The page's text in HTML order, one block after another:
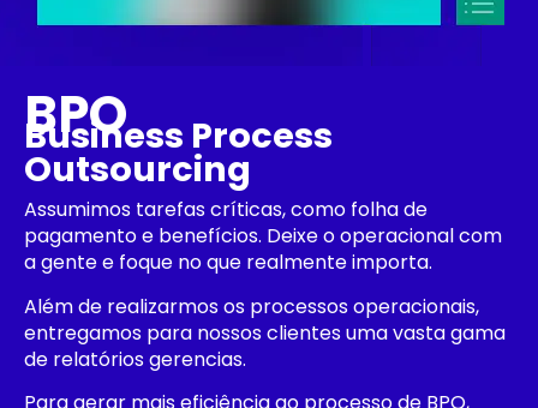
BPO
Business Process
Outsourcing
Assumimos tarefas críticas, como folha de
pagamento e benefícios. Deixe o operacional com
a gente e foque no que realmente importa.
Além de realizarmos os processos operacionais,
entregamos para nossos clientes uma vasta gama
de relatórios gerencias.